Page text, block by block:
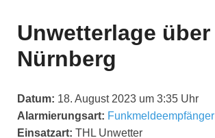
Unwetterlage über
Nürnberg
Datum: 18. August 2023 um 3:35 Uhr
Alarmierungsart: Funkmeldeempfänger
Einsatzart: THL Unwetter